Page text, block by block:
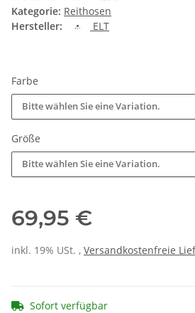
Kategorie: Reithosen
Hersteller:
ELT
Farbe
Bitte wählen Sie eine Variation.
Größe
Bitte wählen Sie eine Variation.
69,95 €
inkl. 19% USt. , Versandkostenfreie
Sofort verfügbar